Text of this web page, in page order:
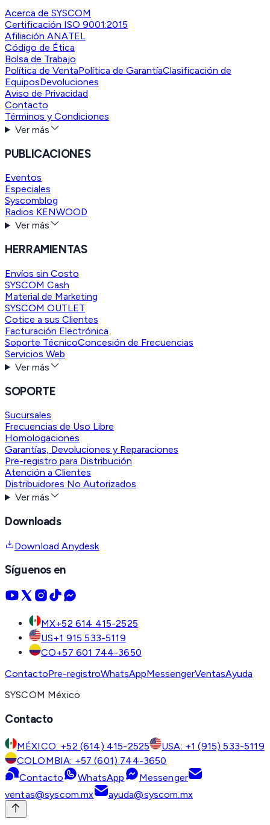
Acerca de SYSCOM
Certificación ISO 9001:2015
Afiliación ANATEL
Código de Ética
Bolsa de Trabajo
Política de VentaPolítica de GarantíaClasificación de
EquiposDevoluciones
Aviso de Privacidad
Contacto
Términos y Condiciones
Ver más
PUBLICACIONES
Eventos
Especiales
Syscomblog
Radios KENWOOD
Ver más
HERRAMIENTAS
Envíos sin Costo
SYSCOM Cash
Material de Marketing
SYSCOM OUTLET
Cotice a sus Clientes
Facturación Electrónica
Soporte TécnicoConcesión de Frecuencias
Servicios Web
Ver más
SOPORTE
Sucursales
Frecuencias de Uso Libre
Homologaciones
Garantías, Devoluciones y Reparaciones
Pre-registro para Distribución
Atención a Clientes
Distribuidores No Autorizados
Ver más
Downloads
Download Anydesk
Síguenos en
MX+52 614 415-2525
US+1 915 533-5119
CO+57 601 744-3650
ContactoPre-registroWhatsAppMessengerVentasAyuda
SYSCOM México
Contacto
MÉXICO: +52 (614) 415-2525
USA: +1 (915) 533-5119
COLOMBIA: +57 (601) 744-3650
Contacto
WhatsApp
Messenger
ventas@syscom.mx
ayuda@syscom.mx